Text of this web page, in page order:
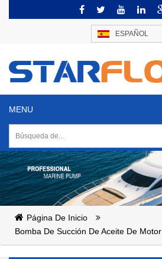
ESPAÑOL
MENU
Página De Inicio
Bomba De Succión De Aceite De Motor